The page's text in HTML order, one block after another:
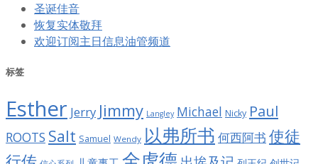
圣诞佳音
恢复实体敬拜
欢迎订阅主日信息油管频道
标签
Esther Jerry Jimmy Langley Michael Nicky Paul
ROOTS Salt Samuel Wendy 以弗所书 何西阿书 使徒